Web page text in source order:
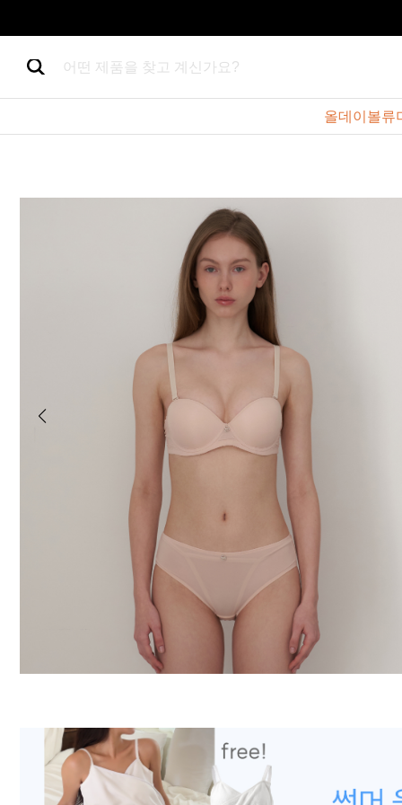
어떤 제품을 찾고 계신가요?
올데이볼류